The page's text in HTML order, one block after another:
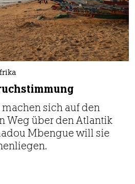
sich auf den
Weg über den Atlantik
Mbengue will sie